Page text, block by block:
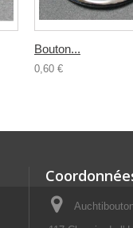
Bouton...
0,60 €